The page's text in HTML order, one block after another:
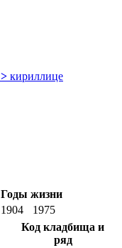
> кириллице
Годы жизни
1904
1975
Код кладбища и
ряд